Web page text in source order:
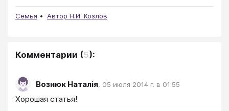
Семья Автор Н.И. Козлов
Комментарии (5):
Вознюк Наталія, 05 июля 2014 г. в 01:55
Хорошая статья!